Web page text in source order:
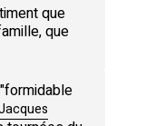
que
que